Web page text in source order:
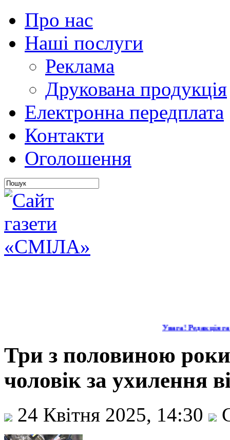
Про нас
Наші послуги
Реклама
Друкована продукція
Електронна передплата
Контакти
Оголошення
Увага! Редакція
Три з половиною
чоловік за ухилення
24 Квітня 2025, 14:30